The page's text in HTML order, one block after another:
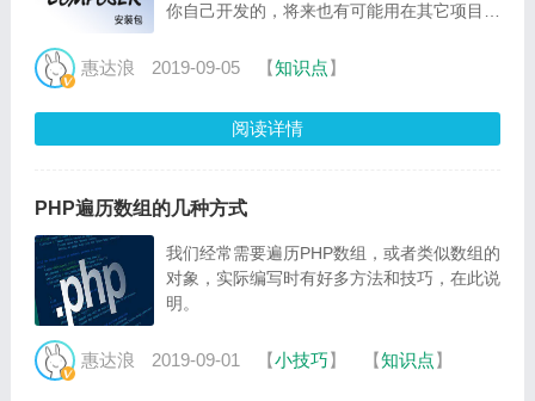
你自己开发的，将来也有可能用在其它项目
想制作一个自己的安装包呢？
惠达浪 2019-09-05 【知识点】
阅读详情
PHP遍历数组的几种方式
我们经常需要遍历PHP数组，或者类似数组的
对象，实际编写时有好多方法和技巧，在此说
明。
惠达浪 2019-09-01 【小技巧】 【知识点】